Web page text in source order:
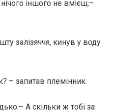
іншого не вмієш,–
залізяччя, кинув у воду
– запитав племінник.
А скільки ж тобі за